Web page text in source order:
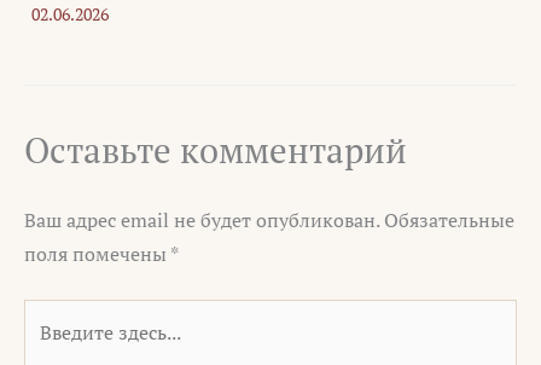
02.06.2026
Оставьте комментарий
Ваш адрес email не будет опубликован. Обязательные
поля помечены *
здесь...